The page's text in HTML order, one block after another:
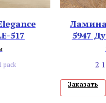
517
pack
5947
2
Заказать